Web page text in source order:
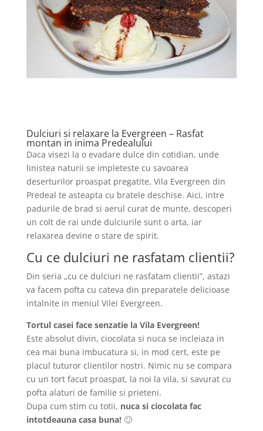
Dulciuri si relaxare la Evergreen – Rasfat
montan in inima Predealului
Daca visezi la o evadare dulce din cotidian, unde
linistea naturii se impleteste cu savoarea
deserturilor proaspat pregatite, Vila Evergreen din
Predeal te asteapta cu bratele deschise. Aici, intre
padurile de brad si aerul curat de munte, descoperi
un colt de rai unde dulciurile sunt o arta, iar
relaxarea devine o stare de spirit.
Cu ce dulciuri ne rasfatam clientii?
Din seria „cu ce dulciuri ne rasfatam clientii”, astazi
va facem pofta cu cateva din preparatele delicioase
intalnite in meniul Vilei Evergreen.
Tortul casei face senzatie la Vila Evergreen!
Este absolut divin, ciocolata si nuca se incleiaza in
cea mai buna imbucatura si, in mod cert, este pe
placul tuturor clientilor nostri. Nimic nu se compara
cu un tort facut proaspat, la noi la vila, si savurat cu
pofta alaturi de familie si prieteni.
Dupa cum stim cu totii, nuca si ciocolata fac
intotdeauna casa buna!🙂